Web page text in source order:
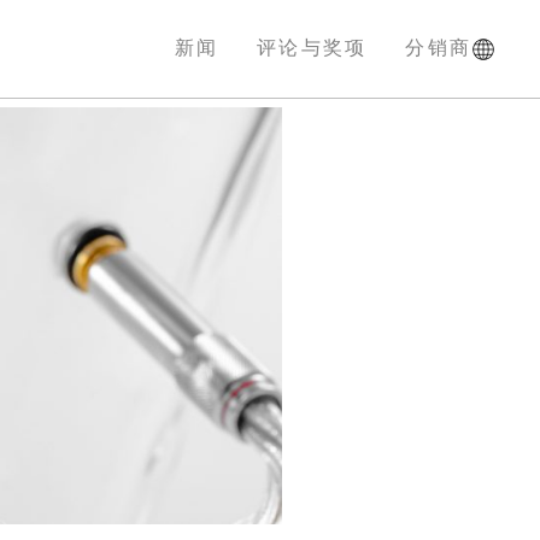
新闻 评论与奖项 分销商